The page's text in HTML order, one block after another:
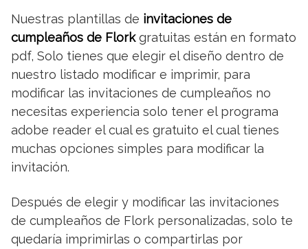
Nuestras plantillas de invitaciones de
cumpleaños de Florkgratuitas están en formato
pdf, Solo tienes que elegir el diseño dentro de
nuestro listado modificar e imprimir, para
modificar las invitaciones de cumpleaños no
necesitas experiencia solo tener el programa
adobe reader el cual es gratuito el cual tienes
muchas opciones simples para modificar la
invitación.
Después de elegir y modificar las invitaciones
de cumpleaños de Flork personalizadas, solo te
quedaría imprimirlas o compartirlas por